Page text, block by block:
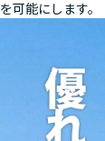
を可能にします。